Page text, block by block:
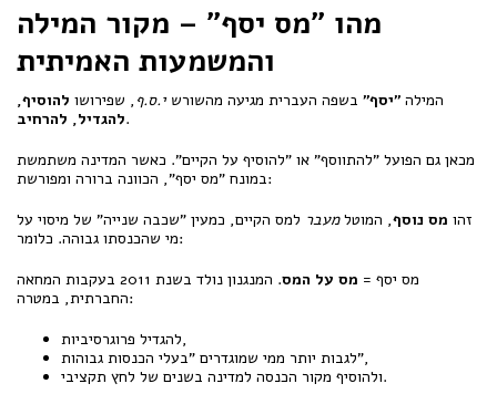
מהו "מס יסף" – מקור המילה
והמשמעות האמיתית
המילה "יסף" בשפה העברית מגיעה מהשורשי.ס.ף , שפירושו להוסיף,
להגדיל, להרחיב.
מכאן גם הפועל "להתווסף" או "להוסיף על הקיים". כאשר המדינה משתמשת
במונח "מס יסף", הכוונה ברורה ומפורשת:
זהו מס נוסף, המוטלמעבר למס הקיים, כמעין "שכבה שנייה" של מיסוי על
מי שהכנסתו גבוהה. כלומר:
מס יסף = מס על המס
. המנגנון נולד בשנת 2011 בעקבות המחאה
החברתית, במטרה:
להגדיל פרוגרסיביות,
לגבות יותר ממי שמוגדרים "בעלי הכנסות גבוהות",
ולהוסיף מקור הכנסה למדינה בשנים של לחץ תקציבי.